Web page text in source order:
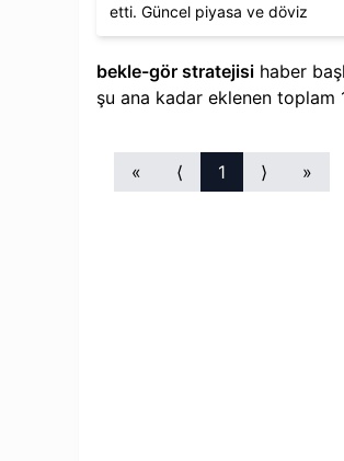
etti. Güncel piyasa ve döviz
verilerine göz atalım.
bekle-gör stratejisi haber
şu ana kadar eklenen toplam
« ⟨ 1 ⟩ »